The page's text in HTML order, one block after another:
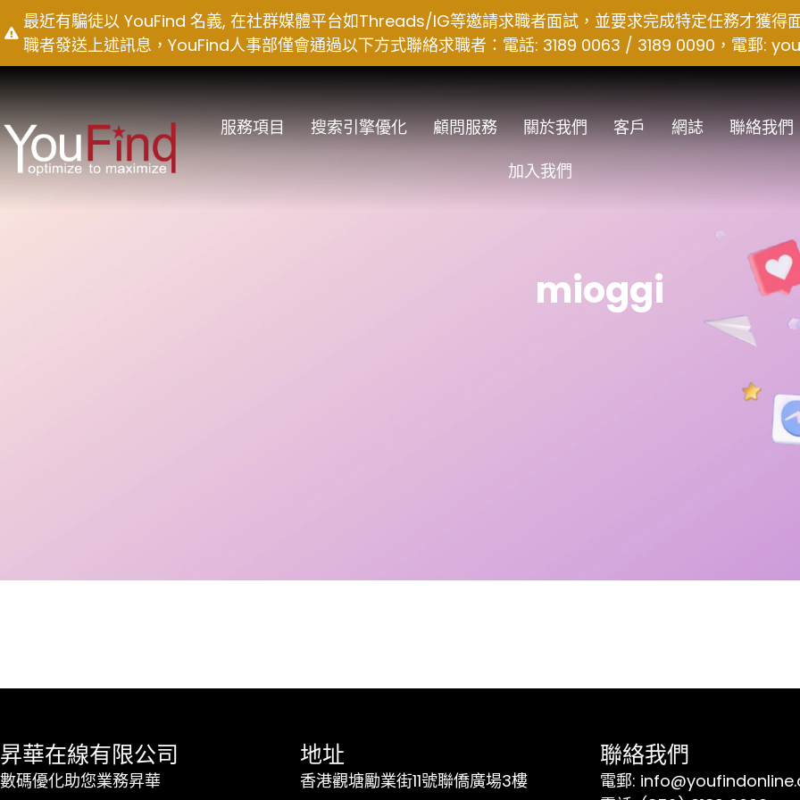
to
最近有騙徒以 YouFind 名義, 在社群媒體平台如Threads/IG等邀請求職者面試，並要求完成特定任務才獲得
職者發送上述訊息，YouFind人事部僅會通過以下方式聯絡求職者：電話: 3189 0063 / 3189 0090，電郵:
服務項目 搜索引擎優化 顧問服務 關於我們 客戶 網誌
聯絡我們
加入我們
mioggi
昇華在線有限公司
數碼優化助您業務昇華
地址
香港觀塘勵業街11號聯僑廣場3樓
聯絡我們
電郵: